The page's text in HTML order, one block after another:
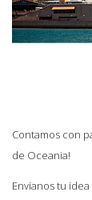
Contamos con
de Oceania!
Envianos tu